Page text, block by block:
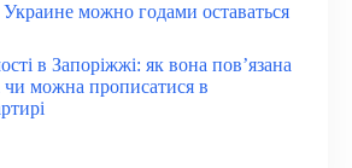
можно годами оставаться
в Запоріжжі: як вона пов’язана
чи можна прописатися в